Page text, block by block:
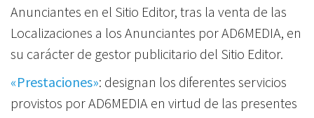
Anunciantes en el Sitio Editor, tras la venta de las
Localizaciones a los Anunciantes por AD6MEDIA, en
su carácter de gestor publicitario del Sitio Editor.
«Prestaciones»: designan los diferentes servicios
provistos por AD6MEDIA en virtud de las presentes